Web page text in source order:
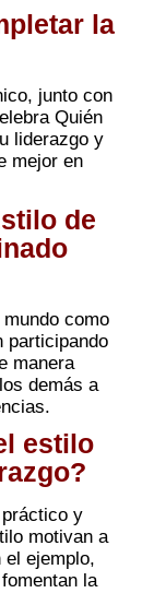
la
junto con
Quién
liderazgo y
mejor en
de
como
participando
manera
demás a
estilo
y
motivan a
ejemplo,
la